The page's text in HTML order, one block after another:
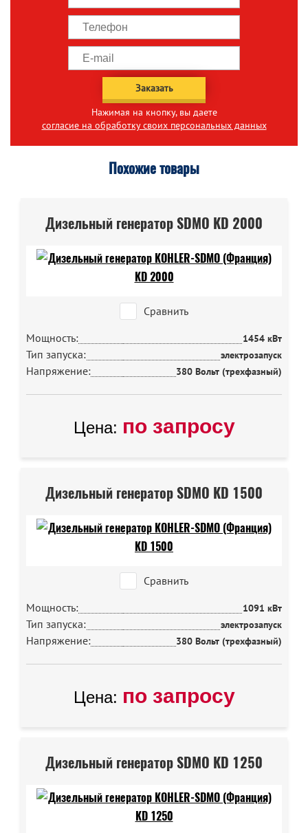
Заказать
Нажимая на кнопку, вы даете
согласие на обработку своих персональных данных
Похожие товары
Дизельный генератор SDMO KD 2000
Сравнить
Мощность:
1454 кВт
Тип запуска: электрозапуск
Напряжение: 380 Вольт (трехфазный)
Цена: по запросу
Дизельный генератор SDMO KD 1500
Сравнить
Мощность:
1091 кВт
Тип запуска: электрозапуск
Напряжение: 380 Вольт (трехфазный)
Цена: по запросу
Дизельный генератор SDMO KD 1250